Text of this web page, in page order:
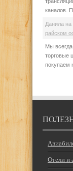
каналов.
Данила на
райском
Мы
торговые
покупаем
Отели и